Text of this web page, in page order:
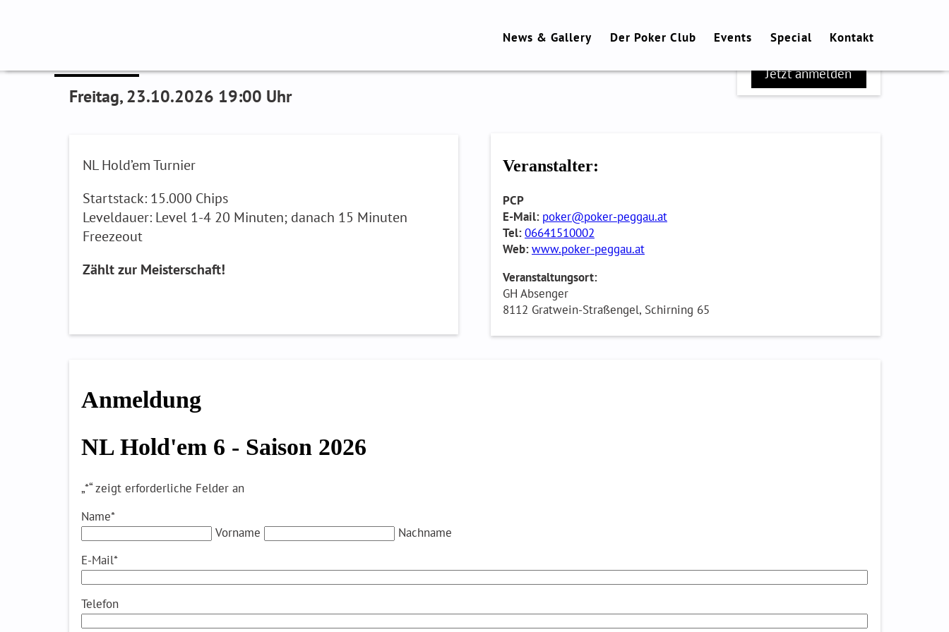
News & Gallery Der Poker Club Events Special Kontakt
Freitag, 23.10.2026 19:00 Uhr
32Plätze frei!
Jetzt anmelden
NL Hold’em Turnier
Startstack: 15.000 Chips
Leveldauer: Level 1-4 20 Minuten; danach 15 Minuten
Freezeout
Zählt zur Meisterschaft!
Veranstalter:
PCP
E-Mail: poker@poker-peggau.at
Tel:06641510002
Web:www.poker-peggau.at
Veranstaltungsort:
GH Absenger
8112 Gratwein-Straßengel, Schirning 65
Anmeldung
NL Hold'em 6 - Saison 2026
„*“ zeigt erforderliche Felder an
Name*
Vorname
Nachname
E-Mail*
Telefon